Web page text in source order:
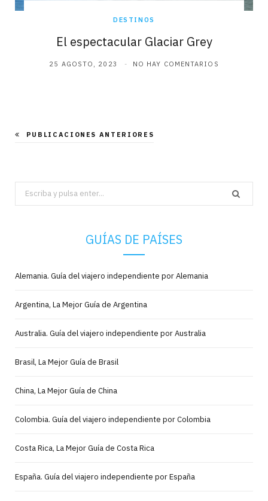
DESTINOS
El espectacular Glaciar Grey
25 AGOSTO, 2023 NO HAY COMENTARIOS
PUBLICACIONES ANTERIORES
Search
for:
GUÍAS DE PAÍSES
Alemania. Guía del viajero independiente por Alemania
Argentina, La Mejor Guía de Argentina
Australia. Guía del viajero independiente por Australia
Brasil, La Mejor Guía de Brasil
China, La Mejor Guía de China
Colombia. Guía del viajero independiente por Colombia
Costa Rica, La Mejor Guía de Costa Rica
España. Guía del viajero independiente por España